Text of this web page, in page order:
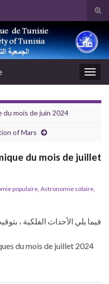
mois de juin 2024
of Mars
du mois de juillet
populaire Astronomie solaire
فيما يلي الأحداث الفلكية ،
du mois de juillet 2024